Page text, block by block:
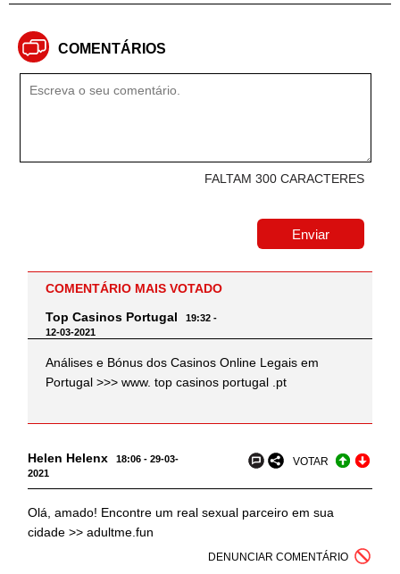
COMENTÁRIOS
FALTAM 300 CARACTERES
COMENTÁRIO MAIS VOTADO
Top Casinos Portugal
19:32 -
12-03-2021
Análises e Bónus dos Casinos Online Legais em
Portugal >>> www. top casinos portugal .pt
Helen Helenx 18:06 - 29-03-
2021
VOTAR
Olá, amado! Encontre um real sexual parceiro em sua
cidade >> adultme.fun
DENUNCIAR COMENTÁRIO